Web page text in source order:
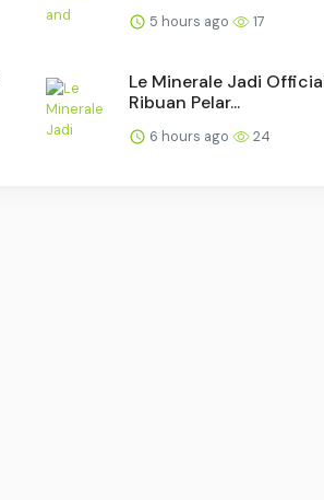
5 hours ago 17
Le Minerale Jadi
Ribuan Pelar...
6 hours ago 24